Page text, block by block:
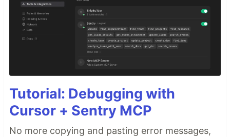
Tutorial: Debugging with
Cursor + Sentry MCP
No more copying and pasting error messages,